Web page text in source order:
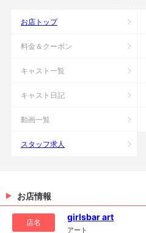
お店トップ
料金＆クーポン
キャスト一覧
キャスト日記
動画一覧
スタッフ求人
お店情報
店名
girlsbar art
アート